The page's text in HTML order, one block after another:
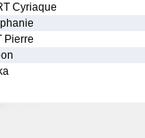
Cyriaque
Pierre